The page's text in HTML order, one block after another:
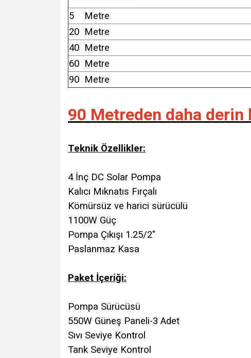
5 Metre
20 Metre
40 Metre
60 Metre
90 Metre
90 Metreden daha
Teknik Özellikler:
4 İnç DC Solar Pompa
Kalıcı Mıknatıs Fırçalı
Kömürsüz ve harici sürücülü
1100W Güç
Pompa Çıkışı 1.25/2"
Paslanmaz Kasa
Paket İçeriği:
Pompa Sürücüsü
550W Güneş Paneli-3 Adet
Sıvı Seviye Kontrol
Tank Seviye Kontrol